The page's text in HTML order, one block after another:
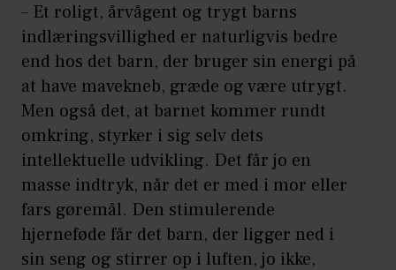
– Et roligt, årvågent og trygt barns
indlæringsvillighed er naturligvis bedre
end hos det barn, der bruger sin energi på
at have mavekneb, græde og være utrygt.
Men også det, at barnet kommer rundt
omkring, styrker i sig selv dets
intellektuelle udvikling. Det får jo en
masse indtryk, når det er med i mor eller
fars gøremål. Den stimulerende
hjerneføde får det barn, der ligger ned i
sin seng og stirrer op i luften, jo ikke,